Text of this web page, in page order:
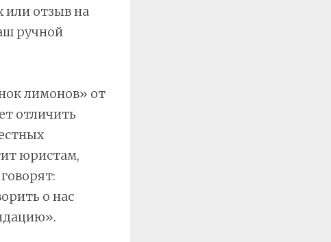
или отзыв на
ручной
лимонов» от
отличить
юристам,
о нас